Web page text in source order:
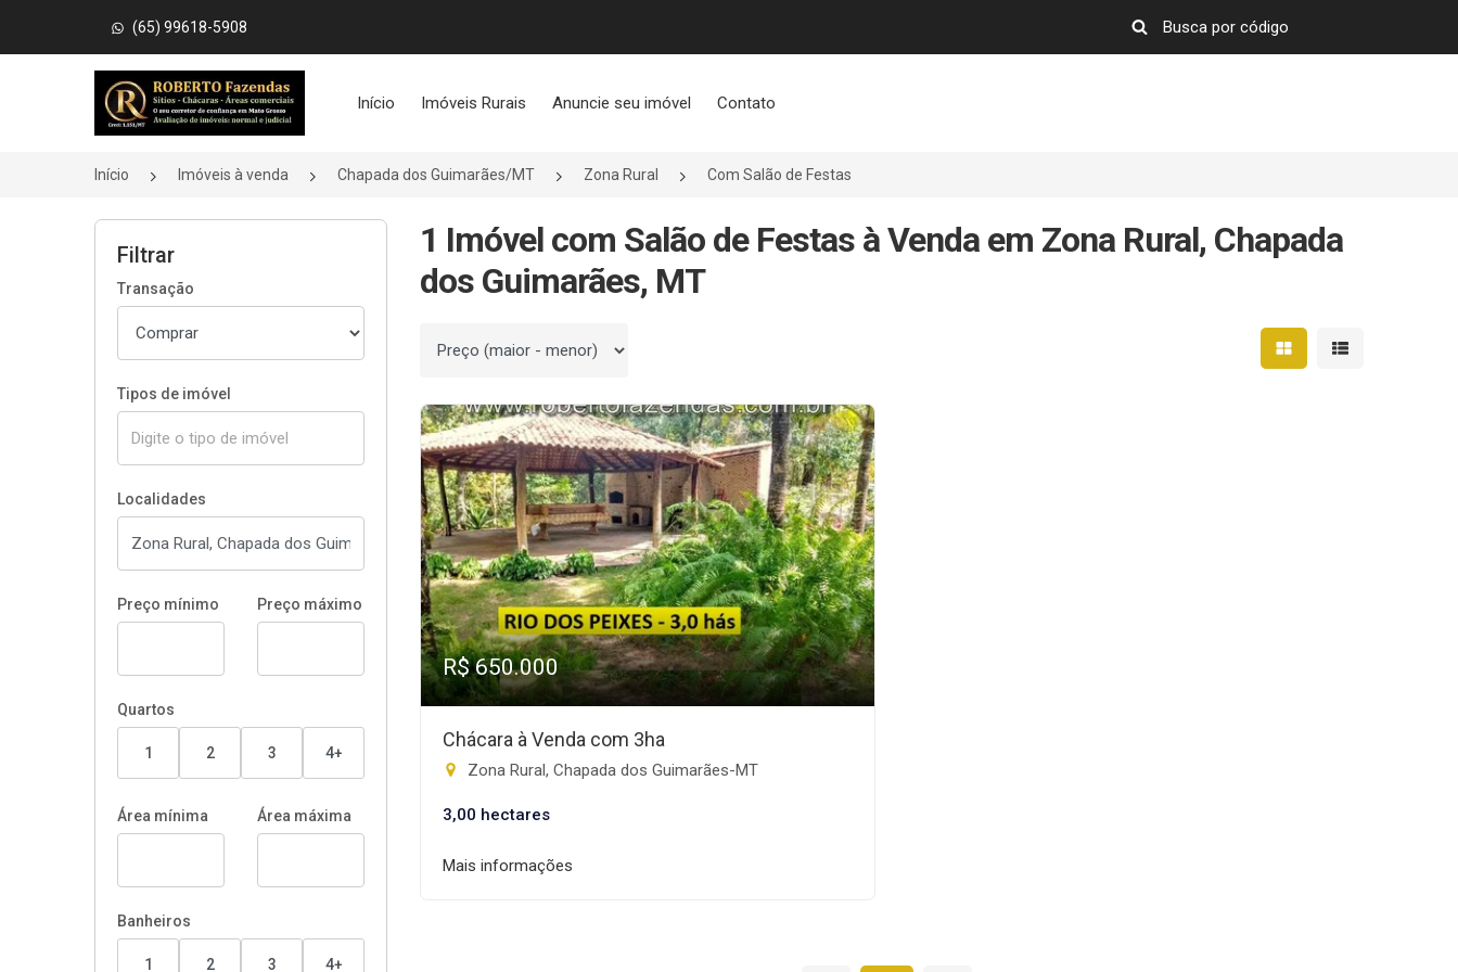
(65) 99618-5908
Página inicial
Início Imóveis Rurais Anuncie seu imóvel Contato
Início Imóveis à venda Chapada dos Guimarães/MT Zona Rural Com Salão de Festas
Filtrar
Transação
Tipos de imóvel
Localidades
Preço mínimo Preço máximo
Quartos
1 2 3 4+
Área mínima Área máxima
Banheiros
1 2 3 4+
1 Imóvel com Salão de Festas à Venda em Zona Rural, Chapada
dos Guimarães, MT
Ordenar por Mostrar resultados em
Mostrar
R$ 650.000
Chácara à Venda com 3ha
Zona Rural, Chapada dos Guimarães-MT
3,00 hectares
Mais informações